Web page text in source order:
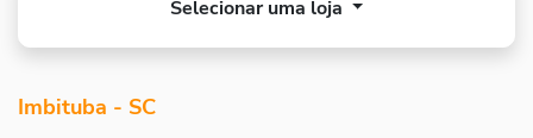
Selecionar uma loja
Imbituba - SC